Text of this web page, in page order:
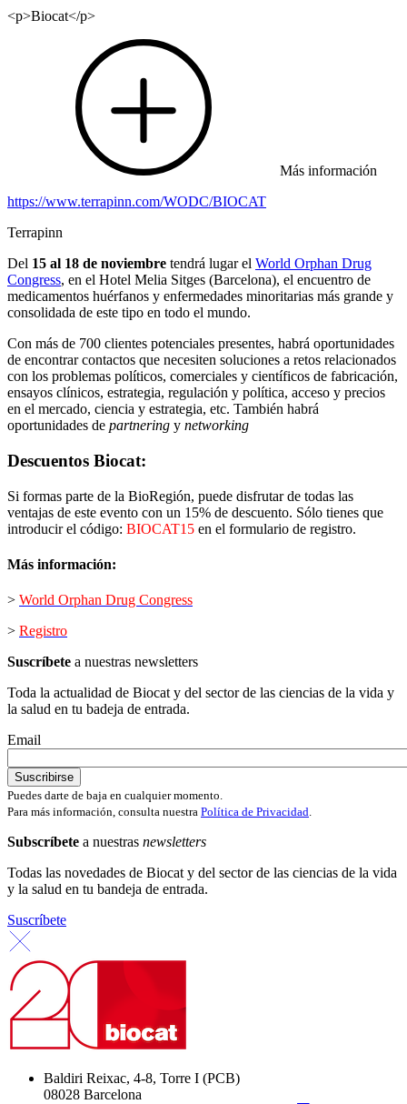
<p>Biocat</p>
Más información
https://www.terrapinn.com/WODC/BIOCAT
Terrapinn
Del 15 al 18 de noviembre tendrá lugar el World Orphan Drug
Congress, en el Hotel Melia Sitges (Barcelona), el encuentro de
medicamentos huérfanos y enfermedades minoritarias más grande y
consolidada de este tipo en todo el mundo.
Con más de 700 clientes potenciales presentes, habrá oportunidades
de encontrar contactos que necesiten soluciones a retos relacionados
con los problemas políticos, comerciales y científicos de fabricación,
ensayos clínicos, estrategia, regulación y política, acceso y precios
en el mercado, ciencia y estrategia, etc. También habrá
oportunidades de partnering y networking
Descuentos Biocat:
Si formas parte de la BioRegión, puede disfrutar de todas las
ventajas de este evento con un 15% de descuento. Sólo tienes que
introducir el código: BIOCAT15 en el formulario de registro.
Más información:
> World Orphan Drug Congress
> Registro
Suscríbete a nuestras newsletters
Toda la actualidad de Biocat y del sector de las ciencias de la vida y
la salud en tu badeja de entrada.
Email
Puedes darte de baja en cualquier momento.
Para más información, consulta nuestra Política de Privacidad.
Subscríbete a nuestras newsletters
Todas las novedades de Biocat y del sector de las ciencias de la vida
y la salud en tu bandeja de entrada.
Suscríbete
Baldiri Reixac, 4-8, Torre I (PCB)
08028 Barcelona